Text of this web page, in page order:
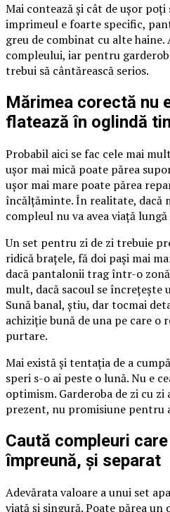
Mai contează și cât de ușor poți
imprimeul e foarte specific,
greu de combinat cu alte
compleului, iar pentru
trebui să cântărească serios.
Mărimea corectă nu
flatează în oglindă
Probabil aici se fac cele mai
ușor mai mică poate părea
ușor mai mare poate părea
încălțăminte. În realitate, dacă
compleul nu va avea viață
Un set pentru zi de zi trebuie
ridică brațele, fă doi pași mai
dacă pantalonii trag într-o
mult, dacă sacoul se încrețește
Sună banal, știu, dar tocmai
achiziție bună de una pe care
purtare.
Mai există și tentația de a
speri s-o ai peste o lună. Nu e
optimism. Garderoba de zi cu
prezent, nu promisiune pentru
Caută compleuri
împreună, și separat
Adevărata valoare a unui set
viață și singură. Poate părea un